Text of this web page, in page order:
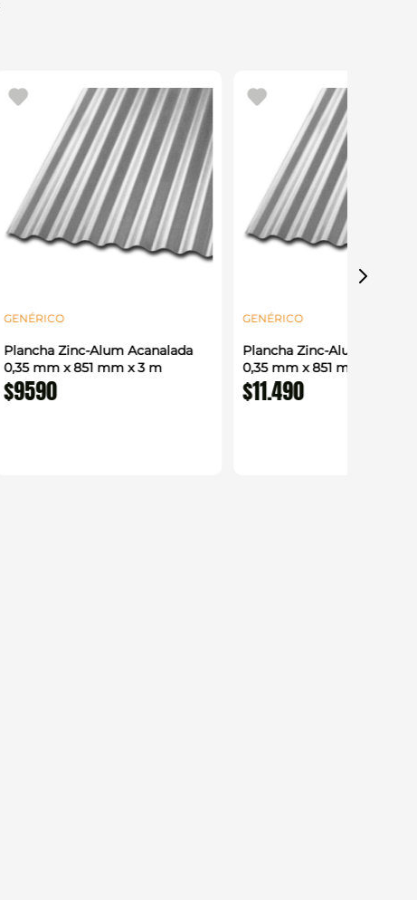
GENÉRICO
Plancha Zinc-Alum Acanalada
0,35 mm x 851 mm x 3 m
$9590
GENÉRICO
Plancha Zinc-Alum
0,35 mm x 851 mm x 3,66
$11.490